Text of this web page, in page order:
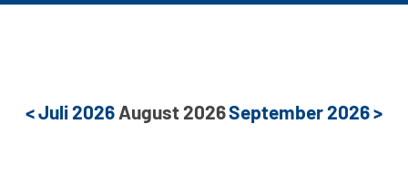
<Juli2026 August2026September2026>